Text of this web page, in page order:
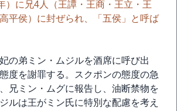
）に兄4人（王譚・王商・王立・王
平侯）に封ぜられ、「五侯」と呼ば
の弟ミン・ムジルを酒席に呼び出
度を謝罪する。スクポンの態度の急
兄ミン・ムグに報告し、油断禁物を
ルは王がミン氏に特別な配慮を考え